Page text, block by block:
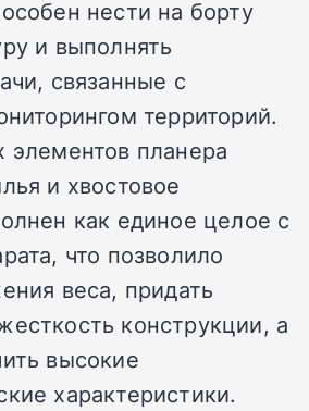
нести на борту
и выполнять
связанные с
территорий.
элементов планера
и хвостовое
как единое целое с
что позволило
веса, придать
конструкции, а
высокие
характеристики.